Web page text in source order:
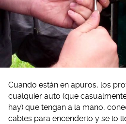
Cuando están en apuros, los
cualquier auto (que
hay) que tengan a la mano,
cables para encenderlo y se lo